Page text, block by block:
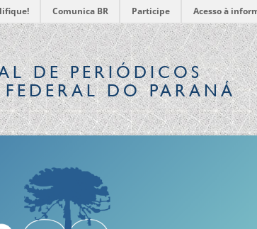
Comunica BR Participe Acesso à
DE PERIÓDICOS
DO PARANÁ